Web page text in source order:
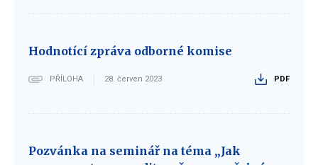
Hodnotící zpráva odborné komise
PŘÍLOHA 28. červen 2023 PDF
Pozvánka na seminář na téma „Jak